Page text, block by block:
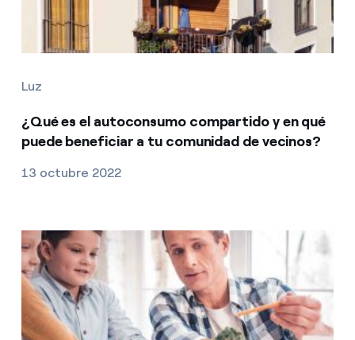
Luz
¿Qué es el autoconsumo compartido y en qué
puede beneficiar a tu comunidad de vecinos?
13 octubre 2022